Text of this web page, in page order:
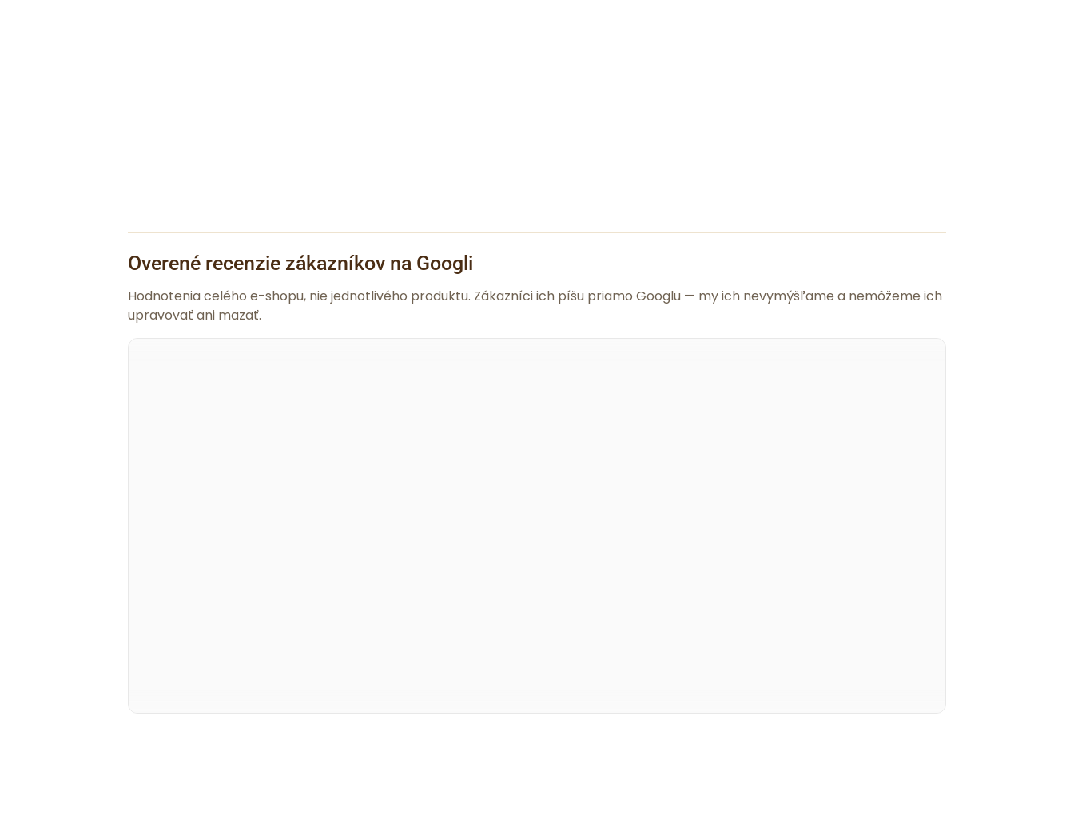
Overené recenzie zákazníkov na Googli
Hodnotenia celého e-shopu, nie jednotlivého produktu. Zákazníci ich píšu priamo Googlu — my ich nevymýšľame a nemôžeme ich
upravovať ani mazať.